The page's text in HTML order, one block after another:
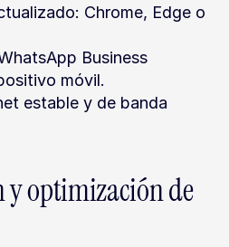
Chrome, Edge o
Business
móvil.
estable y de banda
optimización de